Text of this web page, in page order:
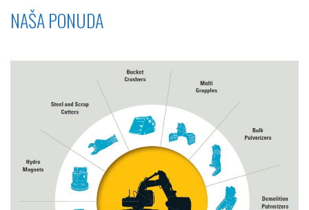
NAŠA PONUDA